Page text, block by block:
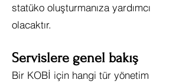
statüko oluşturmanıza yardımcı
olacaktır.
Servislere genel bakış
Bir KOBİ için hangi tür yönetim